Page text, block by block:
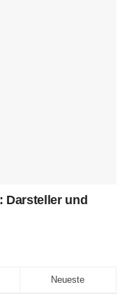
Darsteller und
Neueste